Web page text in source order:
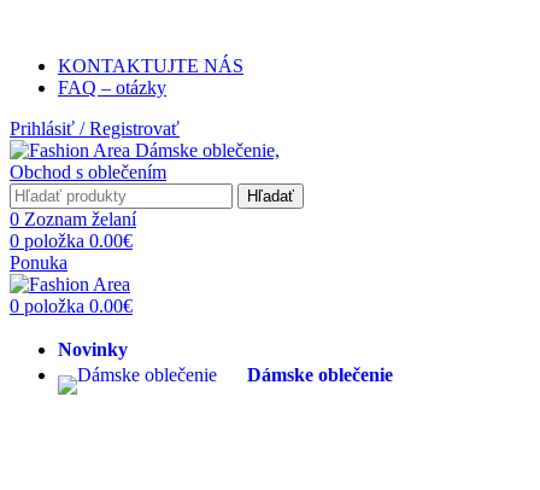
KONTAKTUJTE NÁS
FAQ – otázky
Prihlásiť / Registrovať
Hľadať
0 Zoznam želaní
0 položka 0.00€
Ponuka
0 položka 0.00€
Novinky
Dámske oblečenie